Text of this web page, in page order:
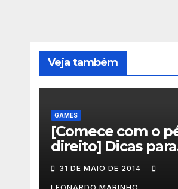
Veja também
GAMES
[Comece com o
direito] Dicas para
quem vai jogar
An Elysian Tail
31 DE MAIO DE 2014